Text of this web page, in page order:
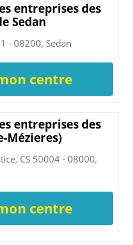
entreprises des
Sedan
- 08200, Sedan
centre
entreprises des
Mézieres)
CS 50004 - 08000,
centre